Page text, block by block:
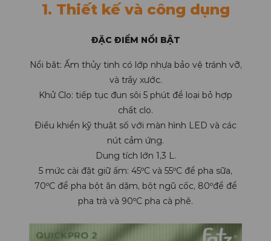
1. Thiết kế và công dụng
ĐẶC ĐIỂM NỔI BẬT
Nổi bât: Ấm thủy tinh có lớp nhựa bảo vệ tránh vỡ,
và trầy xước.
Khử Clo: tiếp tục đun sôi 5 phút để loại bỏ hợp
chất clo.
Điều khiển kỹ thuật số với màn hình LED và các
nút cảm ứng.
Dung tích lớn 1,3 L.
5 mức cài đặt giữ ấm: 45ºC và 55ºC để pha sữa,
70ºC để pha bột ăn dặm, bột ngũ cốc, 80ºđể để
pha trà và 90ºC pha cà phê.